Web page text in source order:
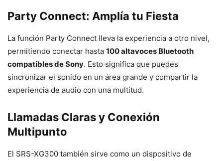
Party Connect: Amplía tu Fiesta
La función Party Connect lleva la experiencia a otro nivel,
permitiendo conectar hasta 100 altavoces Bluetooth
compatibles de Sony. Esto significa que puedes
sincronizar el sonido en un área grande y compartir la
experiencia de audio con una multitud.
Llamadas Claras y Conexión
Multipunto
El SRS-XG300 también sirve como un dispositivo de